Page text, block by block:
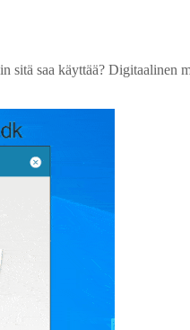
saa käyttää? Digitaalinen